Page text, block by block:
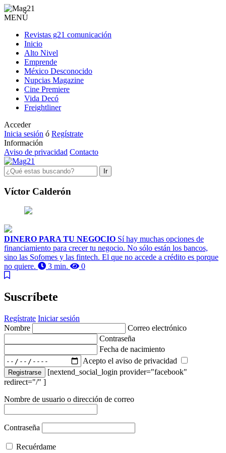
MENÚ
Revistas g21 comunicación
Inicio
Alto Nivel
Emprende
México Desconocido
Nupcias Magazine
Cine Premiere
Vida Decó
Freightliner
Acceder
Inicia sesión ó Regístrate
Información
Aviso de privacidad Contacto
Ir
Víctor Calderón
DINERO PARA TU NEGOCIO Sí hay muchas opciones de
financiamiento para crecer tu negocio. No sólo están los bancos,
sino las Sofomes y las fintech. El que no accede a crédito es porque
no quiere.
3 min. 0
Suscríbete
Regístrate Iniciar sesión
Nombre
Correo electrónico
Contraseña
Fecha de nacimiento
Acepto el aviso de privacidad
Registrarse
[nextend_social_login provider="facebook"
redirect="/" ]
Nombre de usuario o dirección de correo
Contraseña
Recuérdame